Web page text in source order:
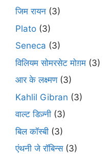
जिम रायन (3)
Plato (3)
Seneca (3)
विलियम सोमरसेट मोग़म (3)
आर के लक्ष्मण(3)
Kahlil Gibran (3)
वाल्ट डिज़्नी (3)
बिल कॉस्बी (3)
एंथनी जे रॉबिन्स(3)